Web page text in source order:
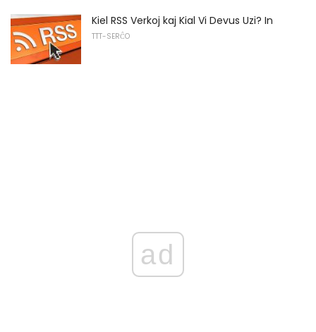
Kiel RSS Verkoj kaj Kial Vi Devus Uzi? In
TTT-SERĈO
ad